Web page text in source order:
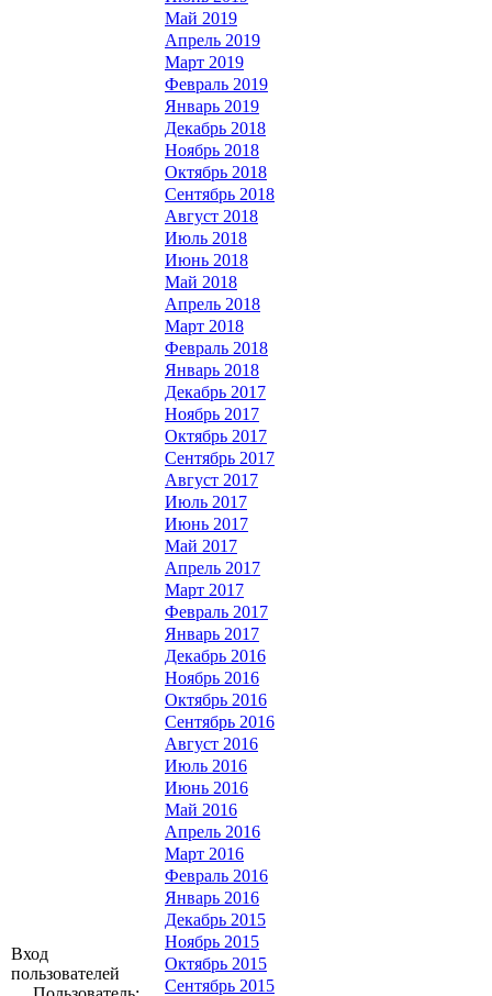
Вход
пользователей
Май 2019
Апрель 2019
Март 2019
Февраль 2019
Январь 2019
Декабрь 2018
Ноябрь 2018
Октябрь 2018
Сентябрь 2018
Август 2018
Июль 2018
Июнь 2018
Май 2018
Апрель 2018
Март 2018
Февраль 2018
Январь 2018
Декабрь 2017
Ноябрь 2017
Октябрь 2017
Сентябрь 2017
Август 2017
Июль 2017
Июнь 2017
Май 2017
Апрель 2017
Март 2017
Февраль 2017
Январь 2017
Декабрь 2016
Ноябрь 2016
Октябрь 2016
Сентябрь 2016
Август 2016
Июль 2016
Июнь 2016
Май 2016
Апрель 2016
Март 2016
Февраль 2016
Январь 2016
Декабрь 2015
Ноябрь 2015
Октябрь 2015
Сентябрь 2015